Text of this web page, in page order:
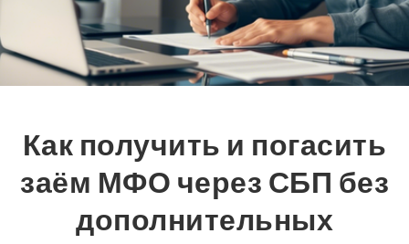
Как получить и погасить
заём МФО через СБП без
дополнительных